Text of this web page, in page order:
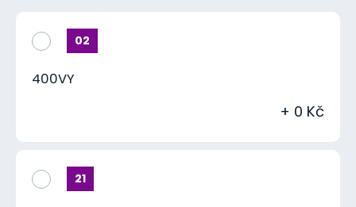
02
400VY
+ 0 Kč
21